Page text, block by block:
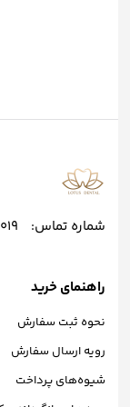
شماره تماس:
راهنمای خرید
نحوه ثبت سفارش
رویه ارسال سفارش
شیوه‌های پرداخت